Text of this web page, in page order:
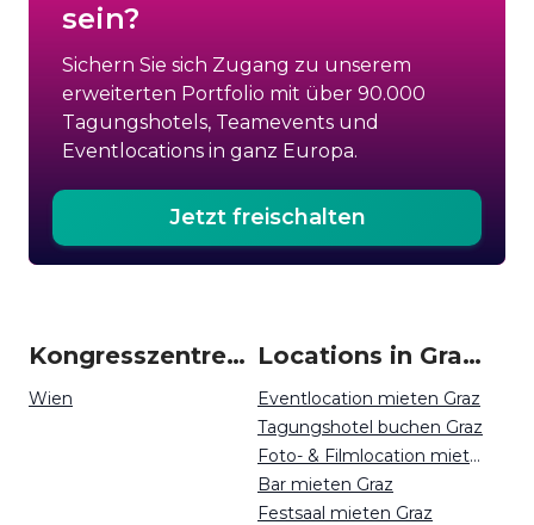
sein?
Sichern Sie sich Zugang zu unserem
erweiterten Portfolio mit über 90.000
Tagungshotels, Teamevents und
Eventlocations in ganz Europa.
Jetzt freischalten
Kongresszentren um Graz
Wien
Locations in Graz mieten
Eventlocation mieten Graz
Tagungshotel buchen Graz
Foto- & Filmlocation mieten Graz
Bar mieten Graz
Festsaal mieten Graz